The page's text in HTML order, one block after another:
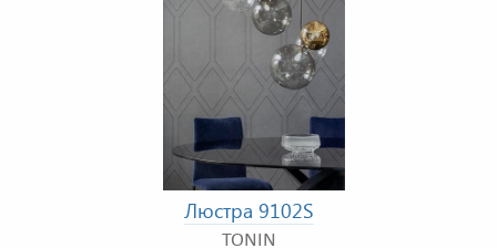
Люстра 9102S
TONIN